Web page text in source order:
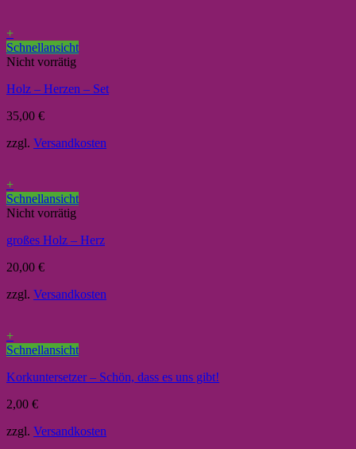
+
Schnellansicht
Nicht vorrätig
Holz – Herzen – Set
35,00 €
zzgl. Versandkosten
+
Schnellansicht
Nicht vorrätig
großes Holz – Herz
20,00 €
zzgl. Versandkosten
+
Schnellansicht
Korkuntersetzer – Schön, dass es uns gibt!
2,00 €
zzgl. Versandkosten